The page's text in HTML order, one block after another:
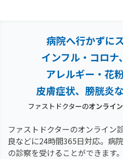
病院へ行かずに
インフル・コロナ
アレルギー・花粉
皮膚症状、膀胱炎
ファストドクターのオンライ
ファストドクターのオンライン
良などに24時間365日対応。 病
の診察を受けることができます。